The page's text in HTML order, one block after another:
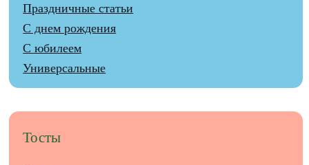
Праздничные статьи
С днем рождения
С юбилеем
Универсальные
Тосты